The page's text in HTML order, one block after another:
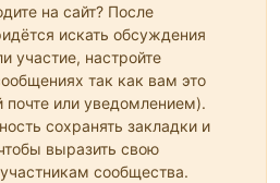
на сайт? После
искать обсуждения
участие, настройте
так как вам это
почте или уведомлением).
сохранять закладки и
выразить свою
сообщества.